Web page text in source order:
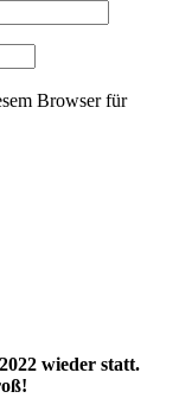
Browser für
wieder statt.